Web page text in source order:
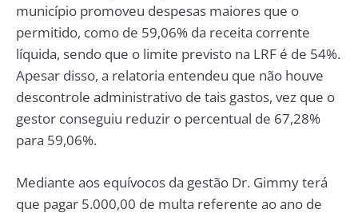
município promoveu despesas maiores que o
permitido, como de 59,06% da receita corrente
líquida, sendo que o limite previsto na LRF é de 54%.
Apesar disso, a relatoria entendeu que não houve
descontrole administrativo de tais gastos, vez que o
gestor conseguiu reduzir o percentual de 67,28%
para 59,06%.
Mediante aos equívocos da gestão Dr. Gimmy terá
que pagar 5.000,00 de multa referente ao ano de